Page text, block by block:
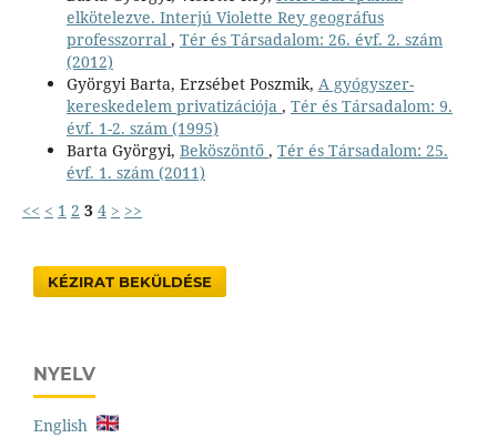
elkötelezve. Interjú Violette Rey geográfus
professzorral , Tér és Társadalom: 26. évf. 2. szám
(2012)
Györgyi Barta, Erzsébet Poszmik, A gyógyszer-
kereskedelem privatizációja , Tér és Társadalom: 9.
évf. 1-2. szám (1995)
Barta Györgyi, Beköszöntő , Tér és Társadalom: 25.
évf. 1. szám (2011)
<< < 1 2 3 4 > >>
KÉZIRAT BEKÜLDÉSE
NYELV
English